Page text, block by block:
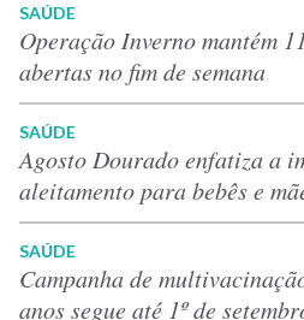
SAÚDE
Operação Inverno mantém
abertas no fim de semana
SAÚDE
Agosto Dourado enfatiza a
aleitamento para bebês e
SAÚDE
Campanha de
anos segue até 1º de